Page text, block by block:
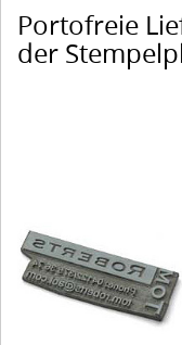
Portofreie
der